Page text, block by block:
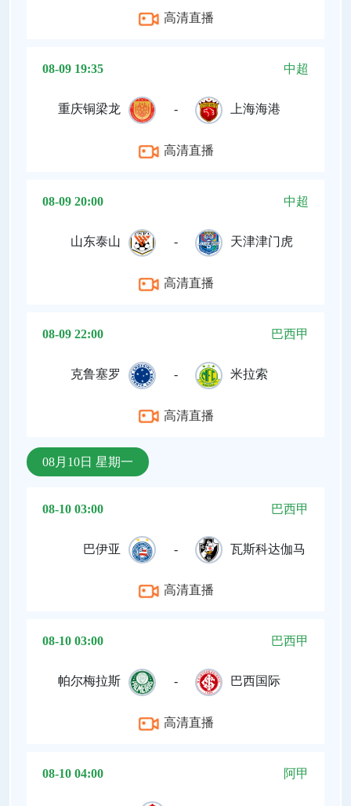
高清直播
08-09 19:35 中超
重庆铜梁龙 - 上海海港
高清直播
08-09 20:00 中超
山东泰山 - 天津津门虎
高清直播
08-09 22:00 巴西甲
克鲁塞罗 - 米拉索
高清直播
08月10日 星期一
08-10 03:00 巴西甲
巴伊亚 - 瓦斯科达伽马
高清直播
08-10 03:00 巴西甲
帕尔梅拉斯 - 巴西国际
高清直播
08-10 04:00 阿甲